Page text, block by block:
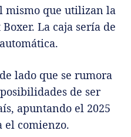
mismo que utilizan la
La caja sería de
lado que se rumora
de ser
apuntando el 2025
el comienzo.